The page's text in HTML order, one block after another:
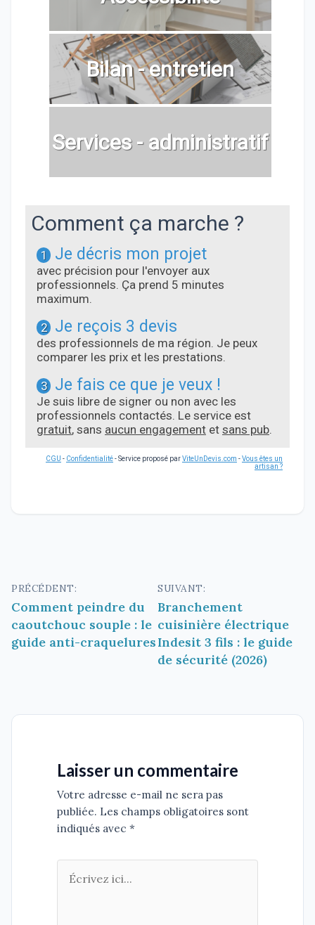
Bilan - entretien
Services - administratif
Comment ça marche ?
1 Je décris mon projet
avec précision pour l'envoyer aux
professionnels. Ça prend 5 minutes
maximum.
2 Je reçois 3 devis
des professionnels de ma région. Je peux
comparer les prix et les prestations.
3 Je fais ce que je veux !
Je suis libre de signer ou non avec les
professionnels contactés. Le service est
gratuit, sans aucun engagement et sans pub.
CGU - Confidentialité- Service proposé parViteUnDevis.com -Vous êtes un
artisan ?
Navigation
de
l’article
PRÉCÉDENT:
Comment peindre du
caoutchouc souple : le
guide anti-craquelures
SUIVANT:
Branchement
cuisinière électrique
Indesit 3 fils : le guide
de sécurité (2026)
Laisser un commentaire
Votre adresse e-mail ne sera pas
publiée. Les champs obligatoires sont
indiqués avec *